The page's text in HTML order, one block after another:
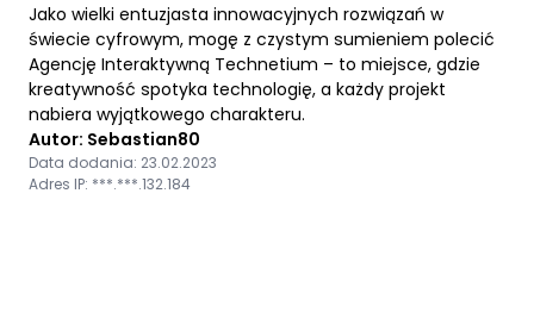
Jako wielki entuzjasta innowacyjnych rozwiązań w
świecie cyfrowym, mogę z czystym sumieniem polecić
Agencję Interaktywną Technetium – to miejsce, gdzie
kreatywność spotyka technologię, a każdy projekt
nabiera wyjątkowego charakteru.
Autor: Sebastian80
Data dodania: 23.02.2023
Adres IP: ***.***.132.184